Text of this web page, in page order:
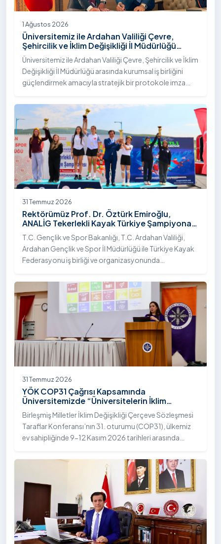
1 Ağustos 2026
Üniversitemiz ile Ardahan Valiliği Çevre,
Şehircilik ve İklim Değişikliği İl Müdürlüğü
Arasında İş Birliği Protokolü İmzalandı
Üniversitemiz ile Ardahan Valiliği Çevre, Şehircilik ve İklim
Değişikliği İl Müdürlüğü arasında kurumsal iş birliğini
güçlendirmek amacıyla stratejik bir protokole imza
31 Temmuz 2026
Rektörümüz Prof. Dr. Öztürk Emiroğlu,
ANALİG Tekerlekli Kayak Türkiye Şampiyonası
Ödül Töreni’ne Katıldı
T.C. Gençlik ve Spor Bakanlığı, T.C. Ardahan Valiliği,
Ardahan Gençlik ve Spor İl Müdürlüğü ile Türkiye Kayak
Federasyonu iş birliği ve organizasyonunda
Sezonu Tekerlekli Kayak Türkiye Şampiyonası, 30-31
Temmuz 2026 tarihlerinde Ardahan Üniversitesi Yenisey
Yerleşkesi ev sahipliğinde tamamlandı.
31 Temmuz 2026
YÖK COP31 Çağrısı Kapsamında
Üniversitemizde “Üniversitelerin İklim
Diplomasisindeki Rolü” Konulu Bilgilendirme
Toplantısı Yapıldı
Birleşmiş Milletler İklim Değişikliği Çerçeve Sözleşmesi
Taraflar Konferansı’nın 31. oturumu (COP31), ülkemiz
ev sahipliğinde 9-12 Kasım 2026 tarihleri arasında
Yükseköğretim Kurulu (YÖK), üniversitelerin akademik
katkı ve proje bildirimlerini koordine etme çağrısında
bulundu. Ardahan Üniversitesinde 31 Temmuz 2026
tarihinde bu çağrıya yönelik bir ön hazırlık toplantısı
düzenlendi.